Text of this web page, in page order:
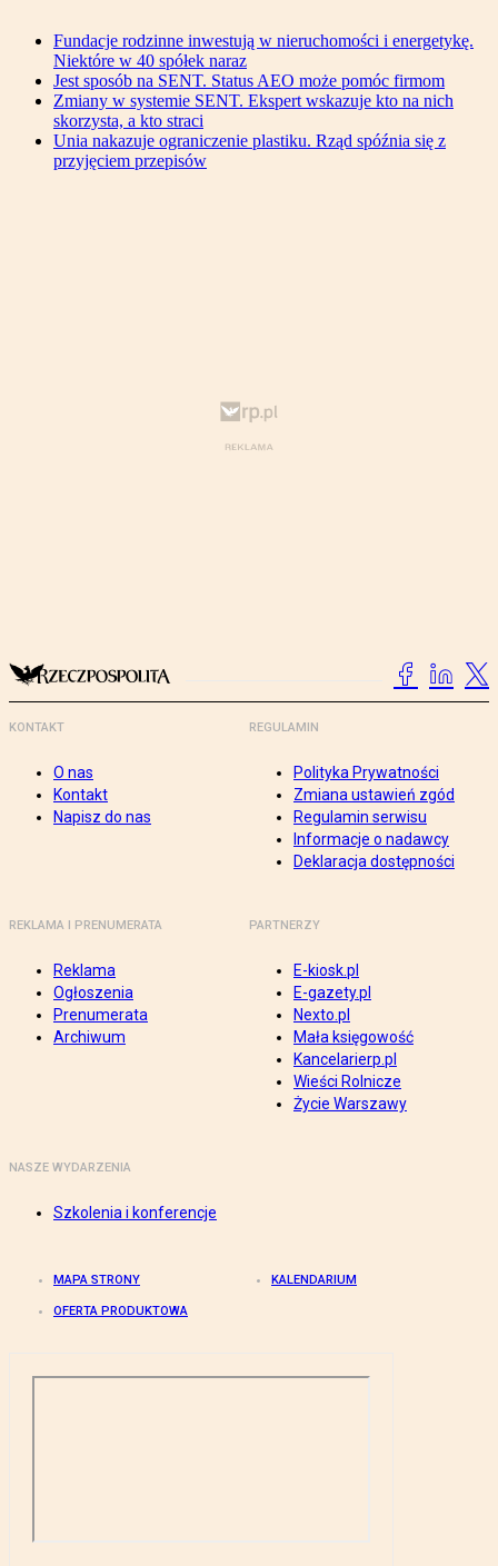
Fundacje rodzinne inwestują w nieruchomości i energetykę.
Niektóre w 40 spółek naraz
Jest sposób na SENT. Status AEO może pomóc firmom
Zmiany w systemie SENT. Ekspert wskazuje kto na nich
skorzysta, a kto straci
Unia nakazuje ograniczenie plastiku. Rząd spóźnia się z
przyjęciem przepisów
KONTAKT
O nas
Kontakt
Napisz do nas
REGULAMIN
Polityka Prywatności
Zmiana ustawień zgód
Regulamin serwisu
Informacje o nadawcy
Deklaracja dostępności
REKLAMA I PRENUMERATA
Reklama
Ogłoszenia
Prenumerata
Archiwum
PARTNERZY
E-kiosk.pl
E-gazety.pl
Nexto.pl
Mała księgowość
Kancelarierp.pl
Wieści Rolnicze
Życie Warszawy
NASZE WYDARZENIA
Szkolenia i konferencje
MAPA STRONY KALENDARIUM
OFERTA PRODUKTOWA